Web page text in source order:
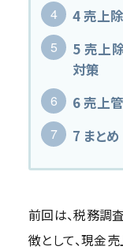
4売上
5 売上
対策
6売上
7 まとめ
前回は、税務調
徴として、現金